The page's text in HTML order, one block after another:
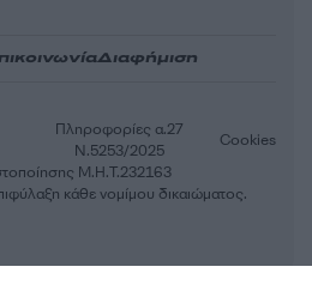
Διαφήμιση
Μ.Η.Τ.232163
Πληροφορίες α.27
Ν.5253/2025
Cookies
κάθε νομίμου δικαιώματος.